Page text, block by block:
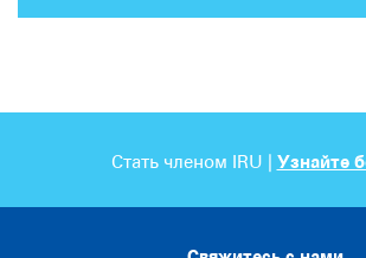
Стать членом IRU | Узнайте